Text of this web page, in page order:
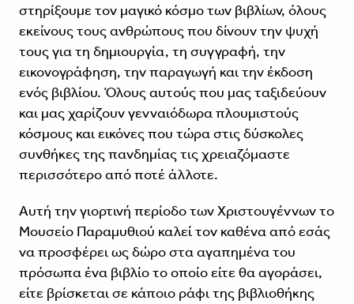
στηρίξουμε τον μαγικό κόσμο των βιβλίων, όλους
εκείνους τους ανθρώπους που δίνουν την ψυχή
τους για τη δημιουργία, τη συγγραφή, την
εικονογράφηση, την παραγωγή και την έκδοση
ενός βιβλίου. Όλους αυτούς που μας ταξιδεύουν
και μας χαρίζουν γενναιόδωρα πλουμιστούς
κόσμους και εικόνες που τώρα στις δύσκολες
συνθήκες της πανδημίας τις χρειαζόμαστε
περισσότερο από ποτέ άλλοτε.
Αυτή την γιορτινή περίοδο των Χριστουγέννων το
Μουσείο Παραμυθιού καλεί τον καθένα από εσάς
να προσφέρει ως δώρο στα αγαπημένα του
πρόσωπα ένα βιβλίο το οποίο είτε θα αγοράσει,
είτε βρίσκεται σε κάποιο ράφι της βιβλιοθήκης